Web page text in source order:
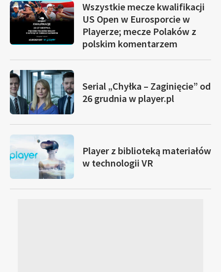
Wszystkie mecze kwalifikacji
US Open w Eurosporcie w
Playerze; mecze Polaków z
polskim komentarzem
Serial „Chyłka – Zaginięcie” od
26 grudnia w player.pl
Player z biblioteką materiałów
w technologii VR